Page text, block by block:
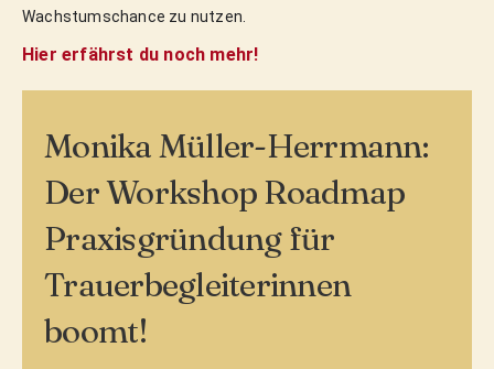
Wachstumschance zu nutzen.
Hier erfährst du noch mehr!
Monika Müller-Herrmann:
Der Workshop Roadmap
Praxisgründung für
Trauerbegleiterinnen
boomt!